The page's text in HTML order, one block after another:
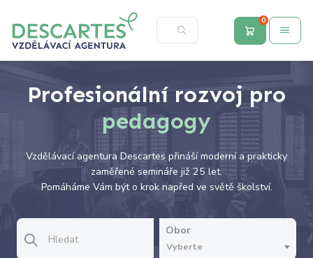
0
Profesionální rozvoj pro
pedagogy
Vzdělávací agentura Descartes přináší moderní a prakticky
zaměřené semináře již 25 let.
Pomáháme Vám být o krok napřed ve světě školství.
Obor
Vyberte